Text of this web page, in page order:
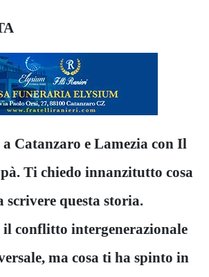
Catanzaro e Lamezia con Il
. Ti chiedo innanzitutto cosa
scrivere questa storia.
conflitto intergenerazionale
ma cosa ti ha spinto in